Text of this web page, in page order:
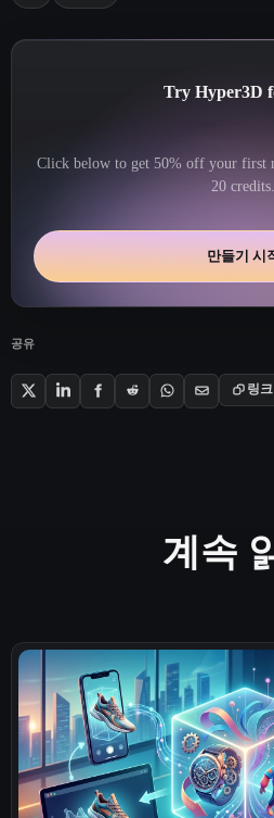
Try Hyper3D
Click below to get 50% off your first
20 credits.
만들기 시
공유
링
계속